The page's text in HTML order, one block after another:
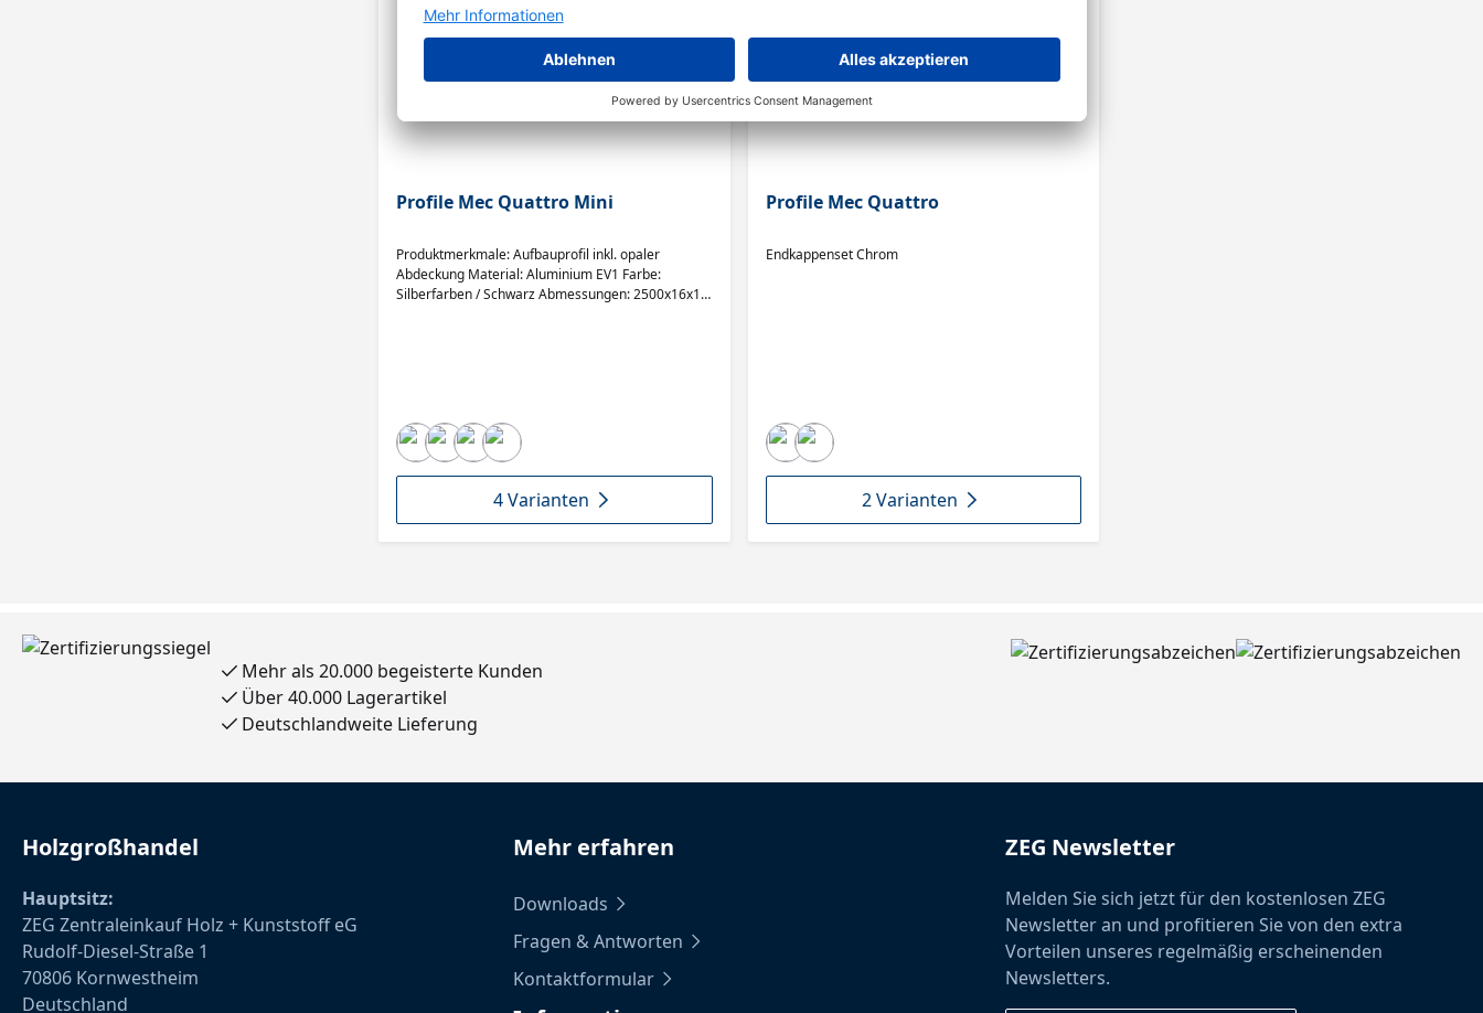
Profile Mec Quattro Mini
Produktmerkmale: Aufbauprofil inkl. opaler
Abdeckung Material: Aluminium EV1 Farbe:
Silberfarben / Schwarz Abmessungen: 2500x16x16
4 Varianten
Profile Mec Quattro
Endkappenset Chrom
2 Varianten
Mehr als 20.000 begeisterte Kunden
Über 40.000 Lagerartikel
Deutschlandweite Lieferung
Holzgroßhandel
Hauptsitz:
ZEG Zentraleinkauf Holz + Kunststoff eG
Rudolf-Diesel-Straße 1
70806 Kornwestheim
Deutschland
Mehr erfahren
Downloads
Fragen & Antworten
Kontaktformular
ZEG Newsletter
Melden Sie sich jetzt für den kostenlosen ZEG
Newsletter an und profitieren Sie von den extra
Vorteilen unseres regelmäßig erscheinenden
Newsletters.